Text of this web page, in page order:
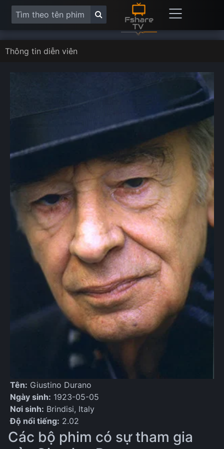
Thông tin diễn viên
Tên: Giustino Durano
Ngày sinh: 1923-05-05
Nơi sinh: Brindisi, Italy
Độ nổi tiếng: 2.02
Các bộ phim có sự tham gia